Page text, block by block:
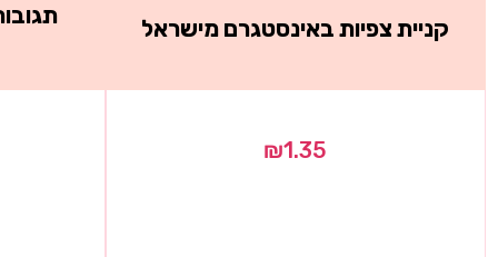
קניית צפיות באינסטגרם מישראל
₪1.35